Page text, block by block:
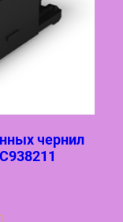
чернил